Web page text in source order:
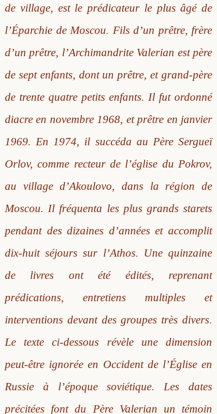
de village, est le prédicateur le plus âgé de
l’Éparchie de Moscou. Fils d’un prêtre, frère
d’un prêtre, l’Archimandrite Valerian est père
de sept enfants, dont un prêtre, et grand-père
de trente quatre petits enfants. Il fut ordonné
diacre en novembre 1968, et prêtre en janvier
1969. En 1974, il succéda au Père Sergueï
Orlov, comme recteur de l’église du Pokrov,
au village d’Akoulovo, dans la région de
Moscou. Il fréquenta les plus grands starets
pendant des dizaines d’années et accomplit
dix-huit séjours sur l’Athos. Une quinzaine
de livres ont été édités, reprenant
prédications, entretiens multiples et
interventions devant des groupes très divers.
Le texte ci-dessous révèle une dimension
peut-être ignorée en Occident de l’Église en
Russie à l’époque soviétique. Les dates
précitées font du Père Valerian un témoin